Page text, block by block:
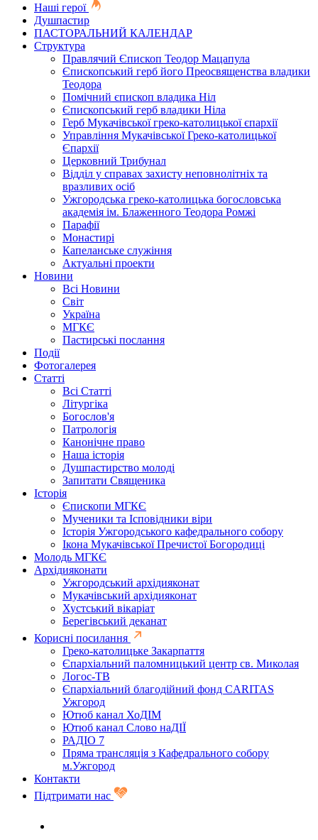
Наші герої
Душпастир
ПАСТОРАЛЬНИЙ КАЛЕНДАР
Структура
Правлячий Єпископ Теодор Мацапула
Єпископський герб його Преосвященства владики
Теодора
Помічний єпископ владика Ніл
Єпископський герб владики Ніла
Герб Мукачівської греко-католицької єпархії
Управління Мукачівської Греко-католицької
Єпархії
Церковний Трибунал
Відділ у справах захисту неповнолітніх та
вразливих осіб
Ужгородська греко-католицька богословська
академія ім. Блаженного Теодора Ромжі
Парафії
Монастирі
Капеланське служіння
Актуальні проекти
Новини
Всі Новини
Світ
Україна
МГКЄ
Пастирські послання
Події
Фотогалерея
Статті
Всі Статті
Літургіка
Богослов'я
Патрологія
Канонічне право
Наша історія
Душпастирство молоді
Запитати Священика
Історія
Єпископи МГКЄ
Мученики та Ісповідники віри
Історія Ужгородського кафедрального собору
Ікона Мукачівської Пречистої Богородиці
Молодь МГКЄ
Архідияконати
Ужгородський архідияконат
Мукачівський архідияконат
Хустський вікаріат
Берегівський деканат
Корисні посилання
Греко-католицьке Закарпаття
Єпархіальний паломницький центр св. Миколая
Логос-ТВ
Єпархіальний благодійний фонд CARITAS
Ужгород
Ютюб канал ХоДІМ
Ютюб канал Слово наДІЇ
РАДІО 7
Пряма трансляція з Кафедрального собору
м.Ужгород
Контакти
Підтримати нас